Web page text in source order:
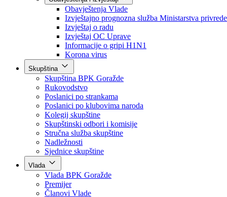
Javne nabavke
Dnevni izvještaj MUP-a
Obavještenja i izvještaji
Obavještenja Vlade
Izvještajno prognozna služba Ministarstva privrede
Izvještaj o radu
Izvještaj OC Uprave
Informacije o gripi H1N1
Korona virus
Skupština
Skupština BPK Goražde
Rukovodstvo
Poslanici po strankama
Poslanici po klubovima naroda
Kolegij skupštine
Skupštinski odbori i komisije
Stručna služba skupštine
Nadležnosti
Sjednice skupštine
Vlada